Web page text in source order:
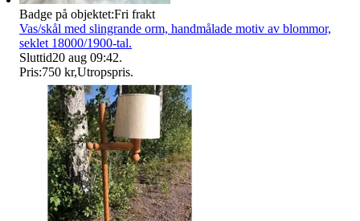
Badge på objektet:Fri frakt
Vas/skål med slingrande orm, handmålade motiv av blommor,
seklet 18000/1900-tal.
Sluttid20 aug 09:42.
Pris:750 kr,Utropspris.